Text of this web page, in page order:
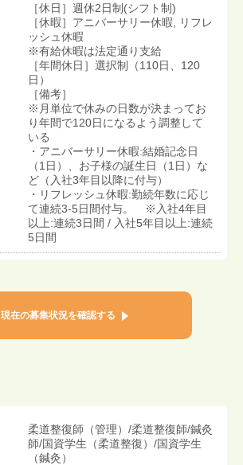
［休日］週休2日制(シフト制)
［休暇］アニバーサリー休暇, リフレ
ッシュ休暇
※有給休暇は法定通り支給
［年間休日］選択制（110日、120
日）
［備考］
※月単位で休みの日数が決まってお
り年間で120日になるよう調整して
いる
・アニバーサリー休暇:結婚記念日
（1日）、お子様の誕生日（1日）な
ど（入社3年目以降に付与）
・リフレッシュ休暇:勤続年数に応じ
て連続3-5日間付与。 ※入社4年目
以上:連続3日間 / 入社5年目以上:連続
5日間
現在の募集状況を確認する
柔道整復師（管理）/柔道整復師/鍼灸
師/国資学生（柔道整復）/国資学生
（鍼灸）